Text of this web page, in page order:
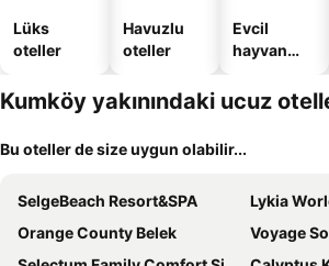
Lüks
oteller
Havuzlu
oteller
Evcil
hayvan
oteller
Kumköy yakınındaki ucuz
Bu oteller de size uygun olabilir...
SelgeBeach Resort&SPA
Lykia
Orange County Belek
Voyage